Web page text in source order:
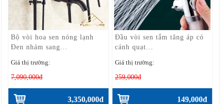
Bộ vòi hoa sen nóng lạnh
Đen nhám sang...
Giá thị trường:
7,090,000đ
3,350,000đ
Đầu vòi sen tắm tăng áp có
cánh quạt...
Giá thị trường:
259,000đ
149,000đ